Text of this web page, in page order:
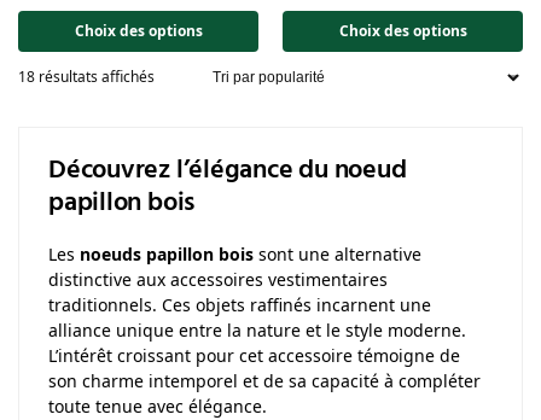
Choix des options Choix des options
18 résultats affichés
Découvrez l’élégance du noeud
papillon bois
Les noeuds papillon bois sont une alternative
distinctive aux accessoires vestimentaires
traditionnels. Ces objets raffinés incarnent une
alliance unique entre la nature et le style moderne.
L’intérêt croissant pour cet accessoire témoigne de
son charme intemporel et de sa capacité à compléter
toute tenue avec élégance.